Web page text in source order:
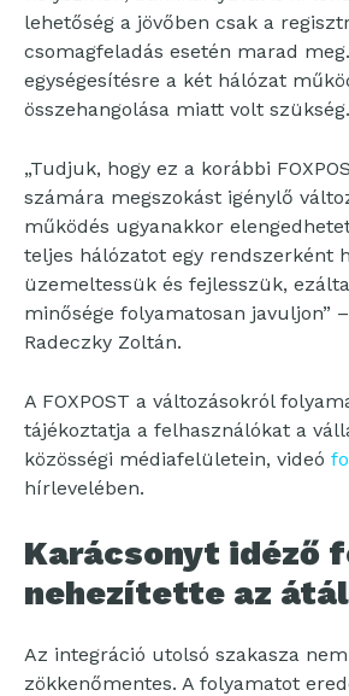
lehetőség a jövőben csak a
csomagfeladás esetén marad
egységesítésre a két hálózat
összehangolása miatt volt szükség.
„Tudjuk, hogy ez a korábbi
számára megszokást igénylő
működés ugyanakkor
teljes hálózatot egy rendszerként
üzemeltessük és fejlesszük,
minősége folyamatosan javuljon”
Radeczky Zoltán.
A FOXPOST a változásokról
tájékoztatja a felhasználókat a
közösségi médiafelületein, videó
hírlevelében.
Karácsonyt idéző
nehezítette az
Az integráció utolsó szakasza
zökkenőmentes. A folyamatot